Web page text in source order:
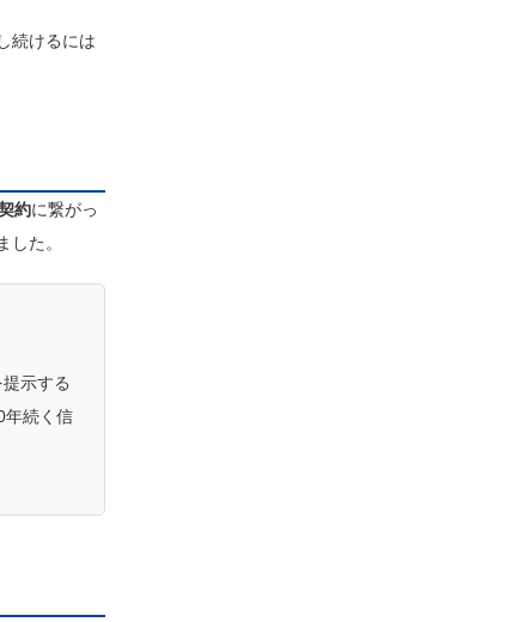
続けるには
約に繋がっ
た。
示する
年続く信